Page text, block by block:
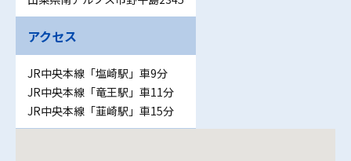
アクセス
JR中央本線「塩崎駅」車9分
JR中央本線「竜王駅」車11分
JR中央本線「韮崎駅」車15分